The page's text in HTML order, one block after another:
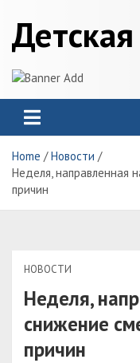
content
Home
Новости
Неделя, направленная
причин
НОВОСТИ
Неделя,
снижение
причин